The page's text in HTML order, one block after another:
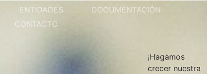
ENTIDADES
DOCUMENTACIÓN
CONTACTO
¡Hagamos
crecer nuestra